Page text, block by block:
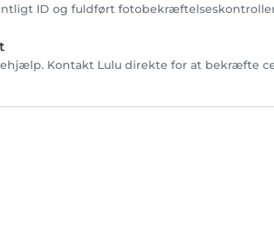
ID og fuldført
Kontakt Lulu direkte for at bekræfte